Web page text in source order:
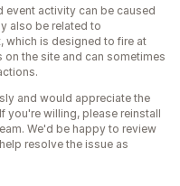
event activity can be caused
also be related to
which is designed to fire at
on the site and can sometimes
and would appreciate the
you're willing, please reinstall
We'd be happy to review
resolve the issue as